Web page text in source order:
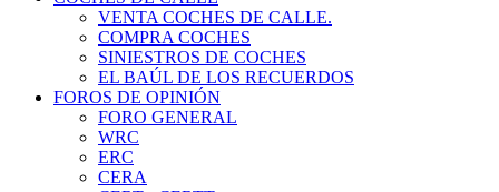
VENTA COCHES DE CALLE.
COMPRA COCHES
SINIESTROS DE COCHES
EL BAÚL DE LOS RECUERDOS
FOROS DE OPINIÓN
FORO GENERAL
WRC
ERC
CERA